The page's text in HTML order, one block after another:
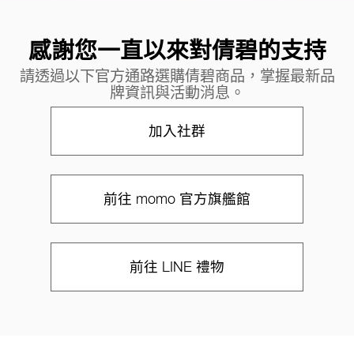
感謝您一直以來對倩碧的支持
請透過以下官方通路選購倩碧商品，掌握最新品
牌資訊與活動消息。
加入社群
前往 momo 官方旗艦館
前往 LINE 禮物